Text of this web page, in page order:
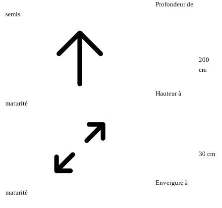
Profondeur de
semis
Hauteur à
maturité
200
cm
Envergure à
maturité
30 cm